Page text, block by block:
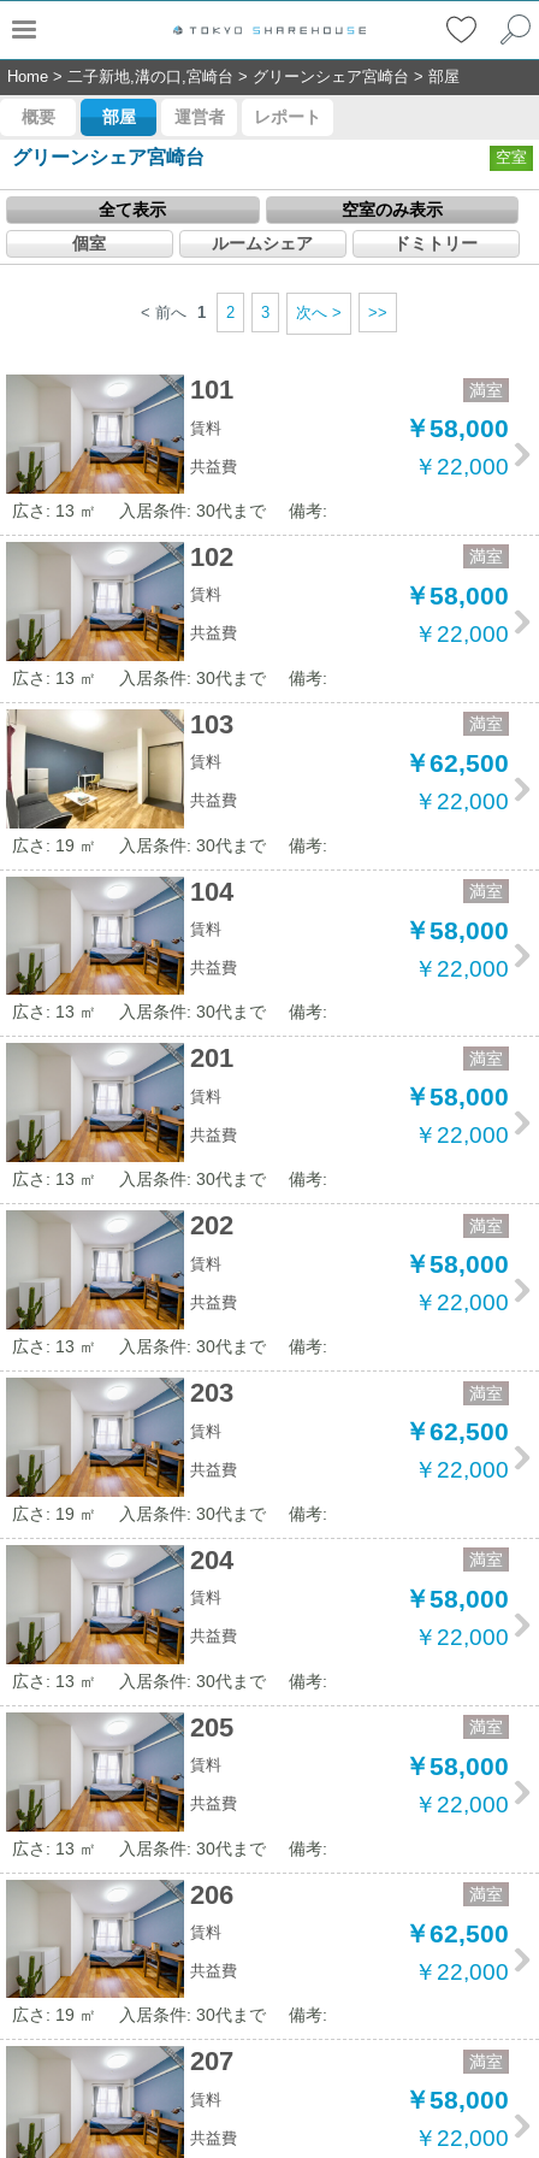
Home > 二子新地,溝の口,宮崎台 > グリーンシェア宮崎台 > 部屋
概要 部屋 運営者 レポート
グリーンシェア宮崎台 空室
全て表示
空室のみ表示
個室
ルームシェア ドミトリー
< 前へ 1 2 3 次へ > >>
101 満室
賃料 ￥58,000
共益費 ￥22,000
広さ: 13 ㎡ 入居条件: 30代まで 備考:
102 満室
賃料 ￥58,000
共益費 ￥22,000
広さ: 13 ㎡ 入居条件: 30代まで 備考:
103 満室
賃料 ￥62,500
共益費 ￥22,000
広さ: 19 ㎡ 入居条件: 30代まで 備考:
104 満室
賃料 ￥58,000
共益費 ￥22,000
広さ: 13 ㎡ 入居条件: 30代まで 備考:
201 満室
賃料 ￥58,000
共益費 ￥22,000
広さ: 13 ㎡ 入居条件: 30代まで 備考:
202 満室
賃料 ￥58,000
共益費 ￥22,000
広さ: 13 ㎡ 入居条件: 30代まで 備考:
203 満室
賃料 ￥62,500
共益費 ￥22,000
広さ: 19 ㎡ 入居条件: 30代まで 備考:
204 満室
賃料 ￥58,000
共益費 ￥22,000
広さ: 13 ㎡ 入居条件: 30代まで 備考:
205 満室
賃料 ￥58,000
共益費 ￥22,000
広さ: 13 ㎡ 入居条件: 30代まで 備考:
206 満室
賃料 ￥62,500
共益費 ￥22,000
広さ: 19 ㎡ 入居条件: 30代まで 備考:
207 満室
賃料 ￥58,000
共益費 ￥22,000